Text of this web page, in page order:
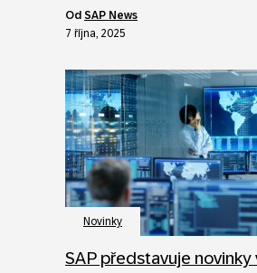
od SAP News
7 října, 2025
Novinky
SAP představuje novinky